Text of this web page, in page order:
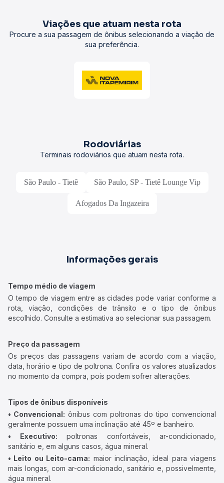
Viações que atuam nesta rota
Procure a sua passagem de ônibus selecionando a viação de
sua preferência.
Rodoviárias
Terminais rodoviários que atuam nesta rota.
São Paulo - Tietê São Paulo, SP - Tietê Lounge Vip
Afogados Da Ingazeira
Informações gerais
Tempo médio de viagem
O tempo de viagem entre as cidades pode variar conforme a
rota, viação, condições de trânsito e o tipo de ônibus
escolhido. Consulte a estimativa ao selecionar sua passagem.
Preço da passagem
Os preços das passagens variam de acordo com a viação,
data, horário e tipo de poltrona. Confira os valores atualizados
no momento da compra, pois podem sofrer alterações.
Tipos de ônibus disponíveis
• Convencional: ônibus com poltronas do tipo convencional
geralmente possuem uma inclinação até 45º e banheiro.
• Executivo: poltronas confortáveis, ar-condicionado,
sanitário e, em alguns casos, água mineral.
• Leito ou Leito-cama: maior inclinação, ideal para viagens
mais longas, com ar-condicionado, sanitário e, possivelmente,
água mineral.